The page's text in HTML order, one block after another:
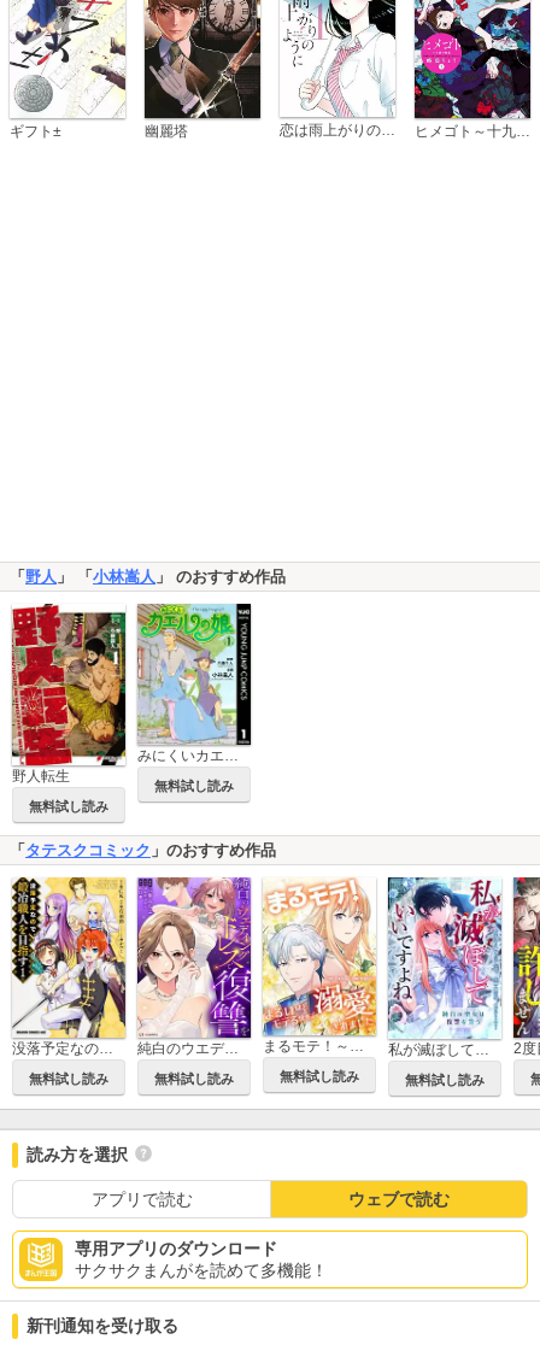
ギフト± 幽麗塔 恋は雨上がりのように
「 野人 」 「 小林嵩人 」 のおすすめ作品
野人転生
無料試し読み
みにくいカエルの娘
無料試し読み
「 タテスクコミック 」のおすすめ作品
没落予定なので、鍛冶職人を目指す【タテスク】
無料試し読み
純白のウエディングドレスで復讐を【タテスク】
無料試し読み
まるモテ！～まるいほどモテる世界で溺愛されました～【タテスク】
無料試し読み
私が滅ぼしていいですよね 純白の聖女は復讐を誓う【タテスク】
無料試し読み
読み方を選択
アプリで読む ウェブで読む
専用アプリのダウンロード
サクサクまんがを読めて多機能！
新刊通知を受け取る